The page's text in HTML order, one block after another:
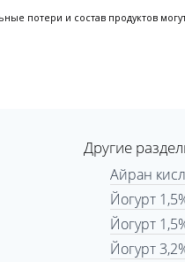
и состав продуктов
Другие
Айран
Йогурт
Йогурт
Йогурт